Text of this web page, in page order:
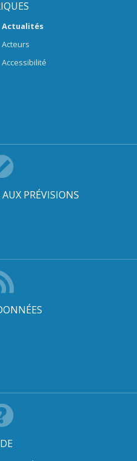
Actualités
Acteurs
Accessibilité
PRÉVISIONS